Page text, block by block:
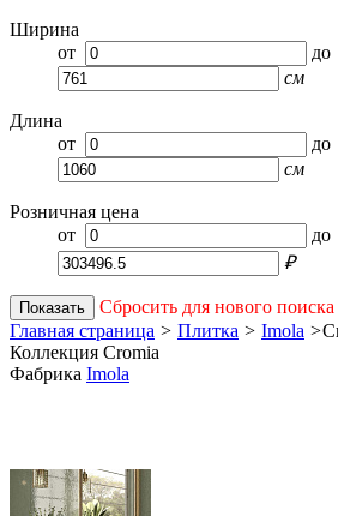
Ширина
от
до
см
Длина
от
до
см
Розничная цена
от
до
₽
Показать
Сбросить для нового поиска
Главная страница > Плитка > Imola >
Коллекция Cromia
Фабрика Imola